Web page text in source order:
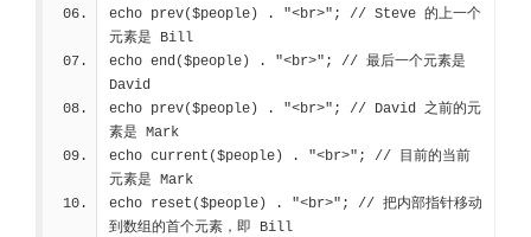
echo prev($people) . "<br>"; // Steve 的上一个
元素是 Bill
echo end($people) . "<br>"; // 最后一个元素是
David
echo prev($people) . "<br>"; // David 之前的元
素是 Mark
echo current($people) . "<br>"; // 目前的当前
元素是 Mark
echo reset($people) . "<br>"; // 把内部指针移动
到数组的首个元素，即 Bill